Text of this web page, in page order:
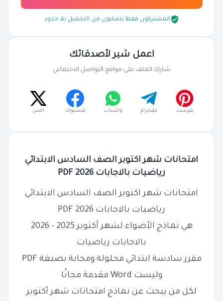
امتحانات شهر اكتوبر الصف السادس الابتدائي
رياضيات بالاجابات 2026 PDF
امتحانات شهر اكتوبر الصف السادس الابتدائي
رياضيات بالاجابات 2026 PDF
هي نماذج الأضواء لشهر أكتوبر 2025 - 2026
بالاجابات رياضيات
مقرر سادسة ابتدائي محلولة ومجابة بصيغة PDF
وليست Word مقدمة مجانًا
لكل من يبحث عن نماذج امتحانات شهر أكتوبر
المشتركون فقط يتمكنون من التحميل بلا حدود
اعمل شير لأصدقائك
شارك الملف على مواقع التواصل الاجتماعي
بنترست تيليجرام واتساب فيسبوك اكس